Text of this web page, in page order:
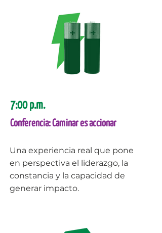
7:00 p.m.
Conferencia: Caminar es accionar
Una experiencia real que pone
en perspectiva el liderazgo, la
constancia y la capacidad de
generar impacto.